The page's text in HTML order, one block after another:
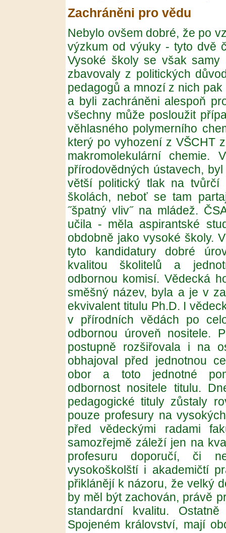
Zachráněni pro vědu
Nebylo ovšem dobré, že po
výzkum od výuky - tyto dvě
Vysoké školy se však
zbavovaly z politických
pedagogů a mnozí z nich
a byli zachráněni alespoň
všechny může posloužit
věhlasného polymerního
který po vyhození z VŠCHT
makromolekulární chemie.
přírodovědných ústavech,
větší politický tlak na tvůrčí
školách, neboť se tam
˝špatný vliv˝ na mládež.
učila - měla aspirantské
obdobně jako vysoké školy.
tyto kandidatury dobré
kvalitou školitelů a
odbornou komisí. Vědecká
směšný název, byla a je v
ekvivalent titulu Ph.D. I
v přírodních vědách po
odbornou úroveň nositele.
postupně rozšiřovala i na
obhajoval před jednotnou
obor a toto jednotné
odbornost nositele titulu.
pedagogické tituly zůstaly
pouze profesury na
před vědeckými radami
samozřejmě záleží jen na
profesuru doporučí, či
vysokoškolští i akademičtí
přiklánějí k názoru, že velký
by měl být zachován, právě
standardní kvalitu.
Spojeném království, mají